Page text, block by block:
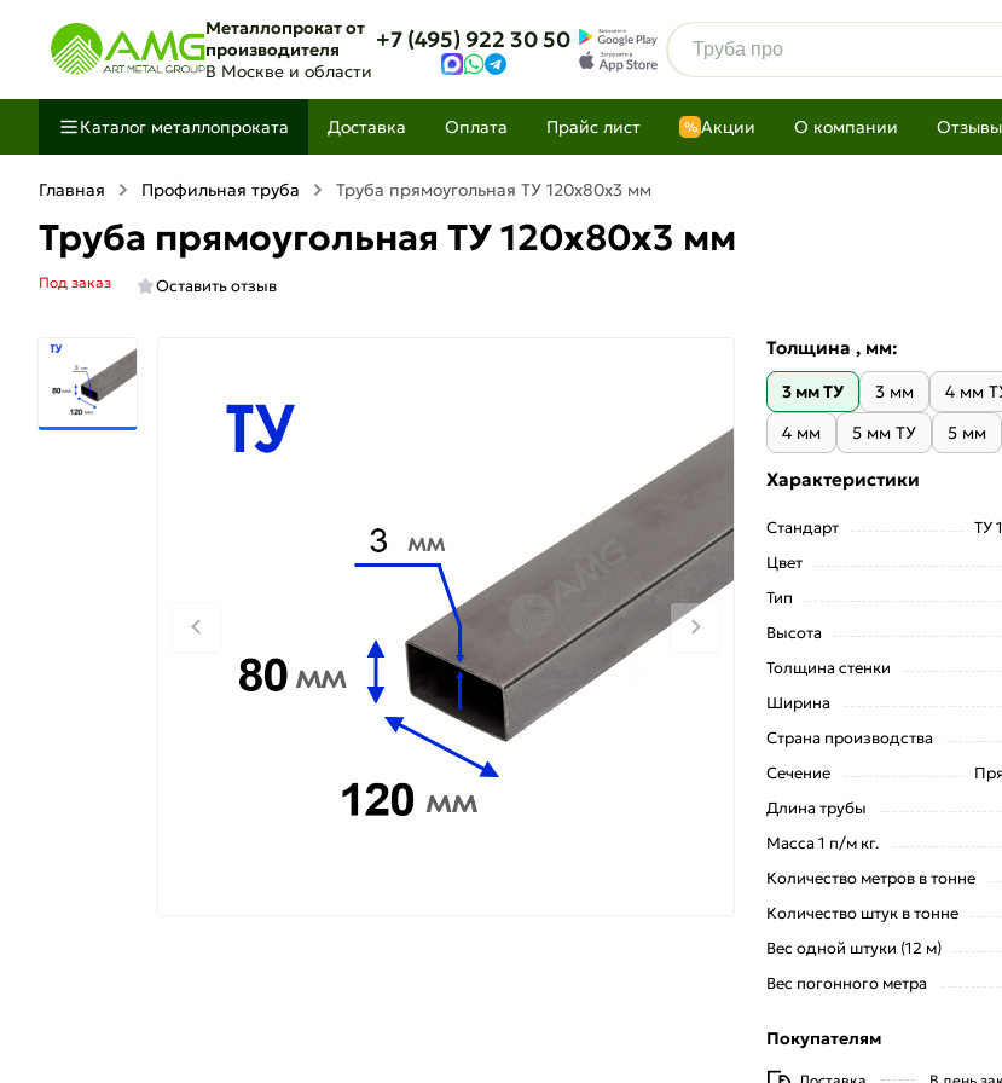
Металлопрокат от
производителя
В Москве и области
+7 (495) 922 30 50
Каталог металлопроката Доставка Оплата Прайс лист % Акции О компании Отзывы
Главная Профильная труба Труба прямоугольная ТУ 120х80х3 мм
Труба прямоугольная ТУ 120х80х3 мм
Под заказ Оставить отзыв
Толщина , мм:
3 мм ТУ 3 мм
4 мм
4 мм
5 мм ТУ 5 мм
Характеристики
Стандарт
ТУ
Цвет
Тип
Высота
Толщина стенки
Ширина
Страна производства
Сечение
Длина трубы
Масса 1 п/м кг.
Количество метров в тонне
Количество штук в тонне
Вес одной штуки (12 м)
Вес погонного метра
Покупателям
Доставка В день